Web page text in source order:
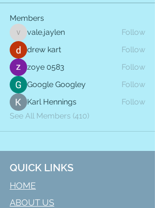
Members
vale.jaylen
vale.jaylen
Follow
drew kart
Follow
zoye 0583
Follow
Google Googley
Follow
Karl Hennings
Follow
See All Members (410)
QUICK LINKS
HOME
ABOUT US